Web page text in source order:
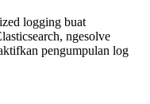
logging buat
ngesolve
pengumpulan log